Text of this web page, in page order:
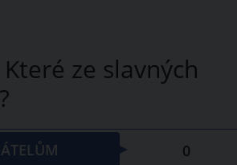
ze slavných
0